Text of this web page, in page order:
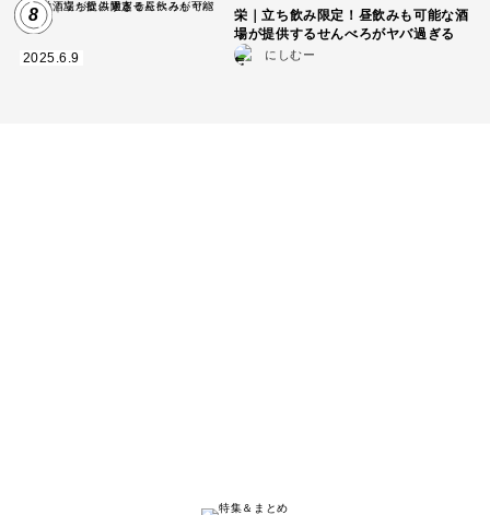
8
2025.6.9
栄｜立ち飲み限定！昼飲みも可能な酒
場が提供するせんべろがヤバ過ぎる
にしむー